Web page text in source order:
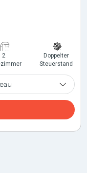
2
Doppelter
Steuerstand